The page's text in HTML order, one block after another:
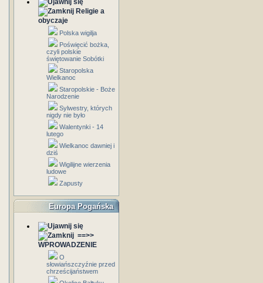
Religie a
obyczaje
Polska wigilja
Poświęcić bożka,
czyli polskie
świętowanie Sobótki
Staropolska
Wielkanoc
Staropolskie - Boże
Narodzenie
Sylwestry, których
nigdy nie było
Walentynki - 14
lutego
Wielkanoc dawniej i
dziś
Wigilijne wierzenia
ludowe
Zapusty
Europa Pogańska
==>>
WPROWADZENIE
O
słowiańszczyźnie przed
chrześcijaństwem